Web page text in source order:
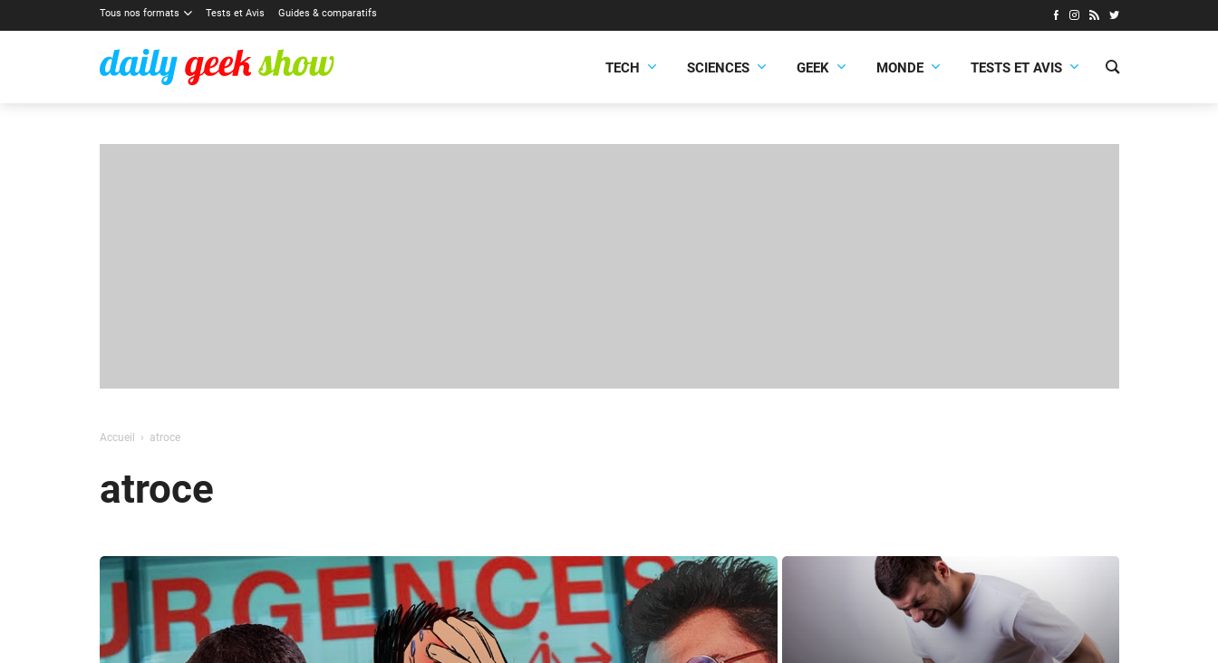
Tous nos formats Tests et Avis Guides & comparatifs
TECH SCIENCES GEEK MONDE TESTS ET AVIS
Accueil atroce
atroce